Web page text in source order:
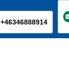
+46346888914